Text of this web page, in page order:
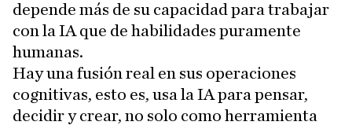
depende más de su capacidad para trabajar
con la IA que de habilidades puramente
humanas.
Hay una fusión real en sus operaciones
cognitivas, esto es, usa la IA para pensar,
decidir y crear, no solo como herramienta